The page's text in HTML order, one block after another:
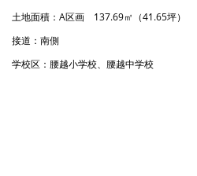
土地面積：A区画 137.69㎡（41.65坪
接道：南側
学校区：腰越小学校、腰越中学校